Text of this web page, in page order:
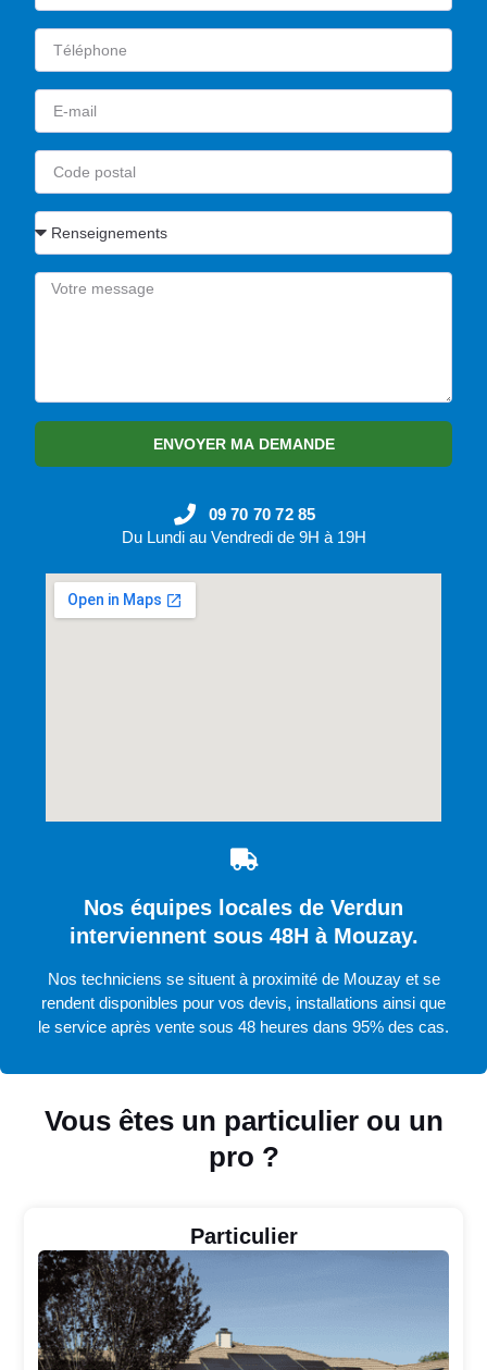
Vous êtes un particulier ou un
pro ?
Particulier
ENVOYER MA DEMANDE
09 70 70 72 85
Du Lundi au Vendredi de 9H à 19H
Nos équipes locales de Verdun
interviennent sous 48H à Mouzay.
Nos techniciens se situent à proximité de Mouzay et se
rendent disponibles pour vos devis, installations ainsi que
le service après vente sous 48 heures dans 95% des cas.